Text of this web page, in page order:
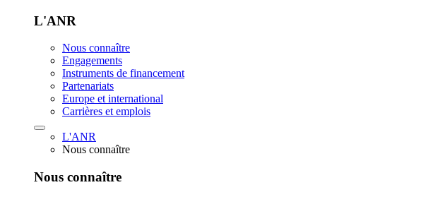
L'ANR
Nous connaître
Engagements
Instruments de financement
Partenariats
Europe et international
Carrières et emplois
L'ANR
Nous connaître
Nous connaître